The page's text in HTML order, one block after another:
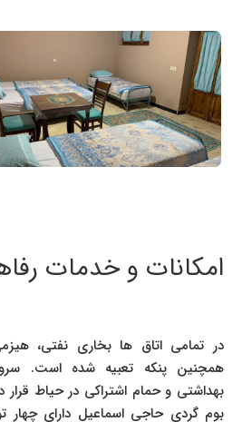
امکانات و خدمات
در تمامی اتاق ها بخاری نفتی،
همچنین پنکه تعبیه شده است.
بهداشتی و حمام اشتراکی در حیاط قرار
بوم گردی حاجی اسماعیل دارای چهار